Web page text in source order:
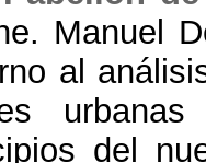
. Manuel
al
del